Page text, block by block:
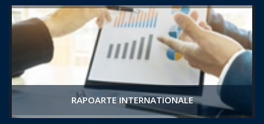
RAPOARTE INTERNATIONALE